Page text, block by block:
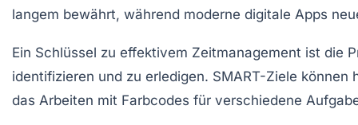
langem bewährt, während moderne digitale Apps
Ein Schlüssel zu effektivem Zeitmanagement ist die
identifizieren und zu erledigen. SMART-Ziele können
das Arbeiten mit Farbcodes für verschiedene